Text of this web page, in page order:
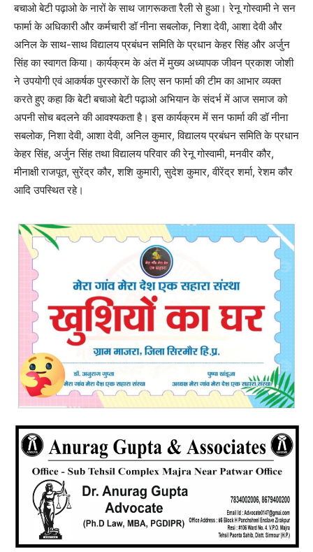
बचाओ बेटी पढ़ाओ के नारों के साथ जागरूकता रैली से हुआ। रेनू गोस्वामी ने सन
फार्मा के अधिकारी और कर्मचारी डॉ नीना सबलोक, निशा देवी, आशा देवी और
अनिल के साथ-साथ विद्यालय प्रबंधन समिति के प्रधान केहर सिंह और अर्जुन
सिंह का स्वागत किया। कार्यक्रम के अंत में मुख्य अध्यापक जीवन प्रकाश जोशी
ने उपयोगी एवं आकर्षक पुरस्कारों के लिए सन फार्मा की टीम का आभार व्यक्त
करते हुए कहा कि बेटी बचाओ बेटी पढ़ाओ अभियान के संदर्भ में आज समाज को
अपनी सोच बदलने की आवश्यकता है। इस कार्यक्रम में सन फार्मा की डॉ नीना
सबलोक, निशा देवी, आशा देवी, अनिल कुमार, विद्यालय प्रबंधन समिति के प्रधान
केहर सिंह, अर्जुन सिंह तथा विद्यालय परिवार की रेनू गोस्वामी, मनवीर कौर,
मीनाक्षी राजपूत, सुरेंद्र कौर, शशि कुमारी, सुदेश कुमार, वीरेंद्र शर्मा, रेशम कौर
आदि उपस्थित रहे।